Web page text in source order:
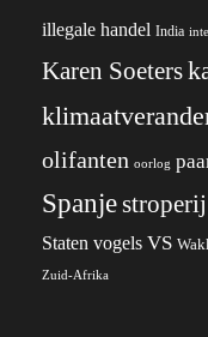
illegale handel India
Karen Soeters
olifanten oorlog
Spanjestroperij
Staten vogels VS
Zuid-Afrika